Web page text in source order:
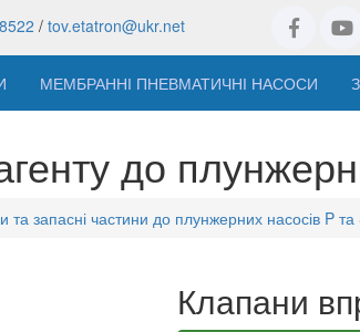
/ tov.etatron@ukr.net
МЕМБРАННІ ПНЕВМАТИЧНІ НАСОСИ
до
та запасні частини до плунжерних насосів P та
Клапани